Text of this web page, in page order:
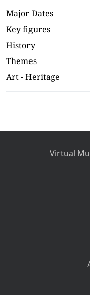
Major Dates
Key figures
History
Themes
Art - Heritage
Virtual